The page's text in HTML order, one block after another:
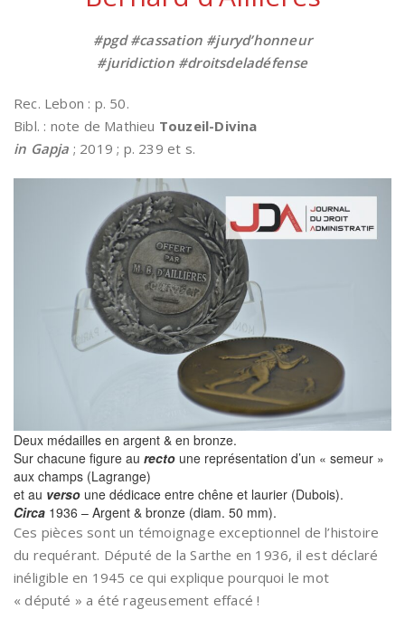
#pgd #cassation #juryd’honneur
#juridiction #droitsdeladéfense
Rec. Lebon : p. 50.
Bibl. : note de Mathieu Touzeil-Divina
in Gapja ; 2019 ; p. 239 et s.
Deux médailles en argent & en bronze.
Sur chacune figure au recto une représentation d’un « semeur »
aux champs (Lagrange)
et au verso une dédicace entre chêne et laurier (Dubois).
Circa 1936 – Argent & bronze (diam. 50 mm).
Ces pièces sont un témoignage exceptionnel de l’histoire
du requérant. Député de la Sarthe en 1936, il est déclaré
inéligible en 1945 ce qui explique pourquoi le mot
« député » a été rageusement effacé !